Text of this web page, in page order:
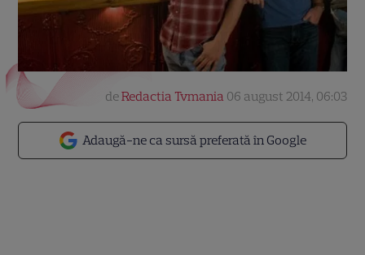
Adaugă-ne ca sursă preferată în Google
deRedactia Tvmania 06 august 2014, 06:03